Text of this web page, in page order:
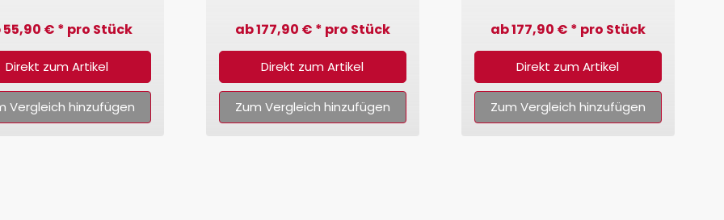
55,90 € * pro Stück
Direkt zum Artikel
Vergleich hinzufügen
ab 177,90 € * pro Stück
Direkt zum Artikel
Zum Vergleich hinzufügen
ab 177,90 € * pro Stück
Direkt zum Artikel
Zum Vergleich hinzufügen